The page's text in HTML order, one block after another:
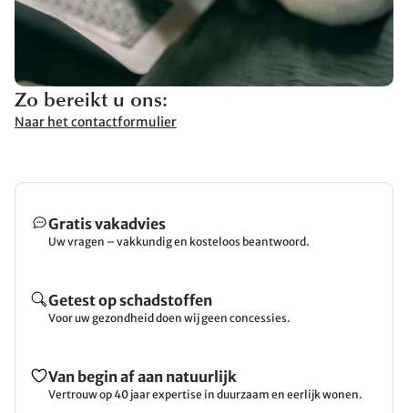
Zo bereikt u ons:
Naar het contactformulier
Gratis vakadvies
Uw vragen – vakkundig en kosteloos beantwoord.
Getest op schadstoffen
Voor uw gezondheid doen wij geen concessies.
Van begin af aan natuurlijk
Vertrouw op 40 jaar expertise in duurzaam en eerlijk wonen.